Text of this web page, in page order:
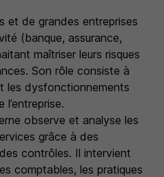
et de grandes entreprises
(banque, assurance,
maîtriser leurs risques
Son rôle consiste à
les dysfonctionnements
l’entreprise.
observe et analyse les
grâce à des
contrôles. Il intervient
comptables, les pratiques